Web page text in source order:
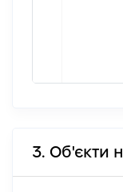
3. Об'єкти